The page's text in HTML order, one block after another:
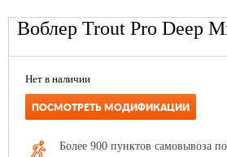
Воблер Trout Pro Deep
Нет в наличии
ПОСМОТРЕТЬ МОДИФИКАЦИИ
Более 900 пунктов самовывоза